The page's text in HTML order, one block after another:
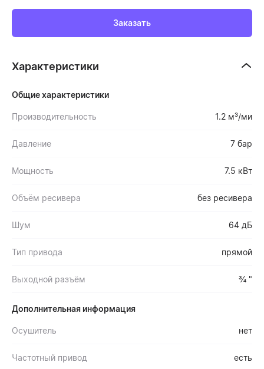
Заказать
Характеристики
Общие характеристики
Производительность 1.2 м³/ми
Давление 7 бар
Мощность 7.5 кВт
Объём ресивера без ресивера
Шум 64 дБ
Тип привода прямой
Выходной разъём ¾ "
Дополнительная информация
Осушитель нет
Частотный привод есть